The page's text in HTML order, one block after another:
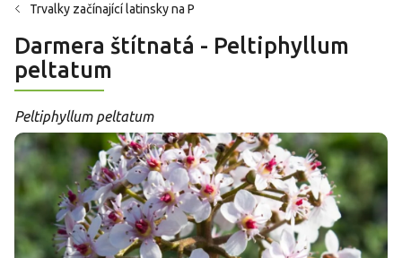
Trvalky začínající latinsky na P
Darmera štítnatá - Peltiphyllum
peltatum
Peltiphyllum peltatum